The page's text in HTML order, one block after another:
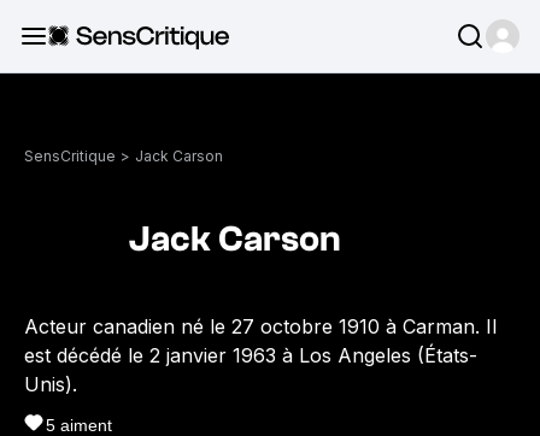
SensCritique > Jack Carson
Jack Carson
Acteur canadien né le 27 octobre 1910 à Carman. Il
est décédé le 2 janvier 1963 à Los Angeles (États-
Unis).
5 aiment